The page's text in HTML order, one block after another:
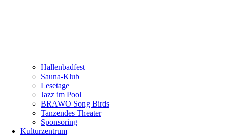
Hallenbadfest
Sauna-Klub
Lesetage
Jazz im Pool
BRAWO Song Birds
Tanzendes Theater
Sponsoring
Kulturzentrum